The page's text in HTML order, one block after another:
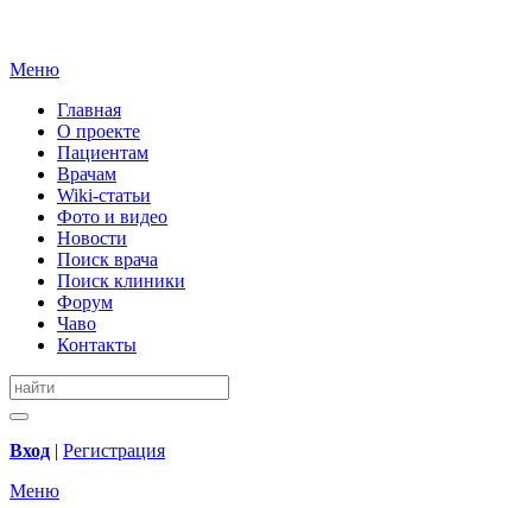
Меню
Главная
О проекте
Пациентам
Врачам
Wiki-статьи
Фото и видео
Новости
Поиск врача
Поиск клиники
Форум
Чаво
Контакты
Вход | Регистрация
Меню